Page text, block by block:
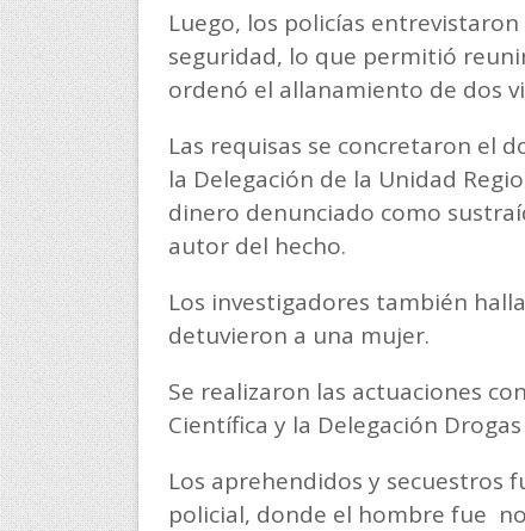
Luego, los policías
seguridad, lo que permitió
ordenó el allanamiento de dos
Las requisas se concretaron el
la Delegación de la Unidad
dinero denunciado como
autor del hecho.
Los investigadores también
detuvieron a una mujer.
Se realizaron las actuaciones
Científica y la Delegación
Los aprehendidos y secuestros
policial, donde el hombre fue